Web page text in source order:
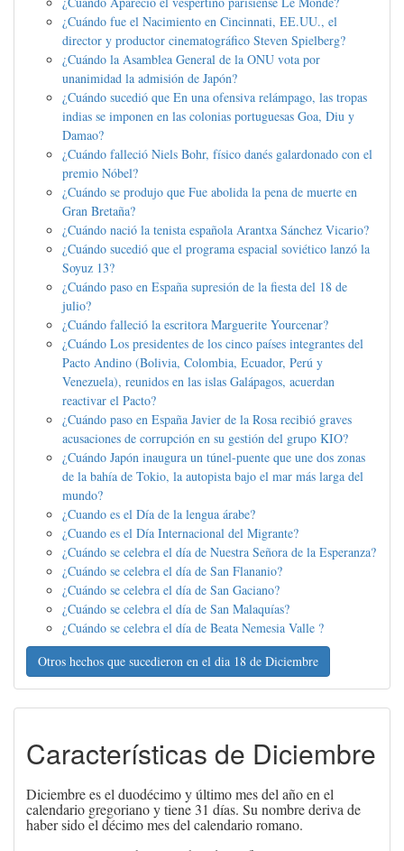
¿Cuándo fue el Nacimiento en Cincinnati, EE.UU., el
director y productor cinematográfico Steven Spielberg?
¿Cuándo la Asamblea General de la ONU vota por
unanimidad la admisión de Japón?
¿Cuándo sucedió que En una ofensiva relámpago, las tropas
indias se imponen en las colonias portuguesas Goa, Diu y
Damao?
¿Cuándo falleció Niels Bohr, físico danés galardonado con el
premio Nóbel?
¿Cuándo se produjo que Fue abolida la pena de muerte en
Gran Bretaña?
¿Cuándo nació la tenista española Arantxa Sánchez Vicario?
¿Cuándo sucedió que el programa espacial soviético lanzó la
Soyuz 13?
¿Cuándo paso en España supresión de la fiesta del 18 de
julio?
¿Cuándo falleció la escritora Marguerite Yourcenar?
¿Cuándo Los presidentes de los cinco países integrantes del
Pacto Andino (Bolivia, Colombia, Ecuador, Perú y
Venezuela), reunidos en las islas Galápagos, acuerdan
reactivar el Pacto?
¿Cuándo paso en España Javier de la Rosa recibió graves
acusaciones de corrupción en su gestión del grupo KIO?
¿Cuándo Japón inaugura un túnel-puente que une dos zonas
de la bahía de Tokio, la autopista bajo el mar más larga del
mundo?
¿Cuando es el Día de la lengua árabe?
¿Cuando es el Día Internacional del Migrante?
¿Cuándo se celebra el día de Nuestra Señora de la Esperanza?
¿Cuándo se celebra el día de San Flananio?
¿Cuándo se celebra el día de San Gaciano?
¿Cuándo se celebra el día de San Malaquías?
¿Cuándo se celebra el día de Beata Nemesia Valle ?
Otros hechos que sucedieron en el dia 18 de Diciembre
Características de Diciembre
Diciembre es el duodécimo y último mes del año en el
calendario gregoriano y tiene 31 días. Su nombre deriva de
haber sido el décimo mes del calendario romano.